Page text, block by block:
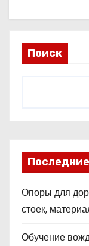
Поиск
Опоры для
стоек,
Обучение